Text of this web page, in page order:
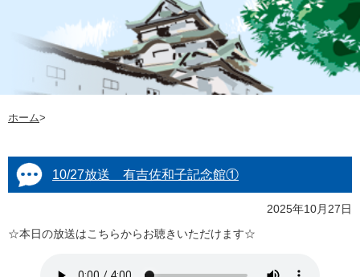
ホーム>
10/27放送 有吉佐和子記念館①
2025年10月27日
☆本日の放送はこちらからお聴きいただけます☆